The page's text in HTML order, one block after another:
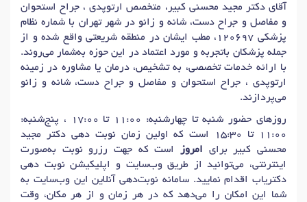
آقای دکتر مجید محسنی کبیر، متخصص ارتوپدی ، جراح استحوان
و مفاصل و جراح دست، شانه و زانو در شهر تهران با شماره نظام
پزشکی 120697، مطب ایشان در منطقه شریعتی واقع شده و از
جمله پزشکان باتجربه و مورد اعتماد در این حوزه به‌شمار می‌روند.
با ارائه خدمات تخصصی، به تشخیص، درمان یا مشاوره در زمینه
ارتوپدی ، جراح استحوان و مفاصل و جراح دست، شانه و زانو
می‌پردازند.
روزهای حضور شنبه تا چهارشنبه: 11:00 تا 17:00 ، پنج‌شنبه:
11:00 تا 15:30 است که اولین زمان نوبت دهی دکتر مجید
محسنی کبیر برای امروز
است که جهت رزرو نوبت به‌صورت
اینترنتی، می‌توانید از طریق وب‌سایت و اپلیکیشن نوبت دهی
دکتریاب اقدام نمایید. سامانه نوبت‌دهی آنلاین این وب‌سایت به
شما این امکان را می‌دهد که در هر زمان و از هر مکان، وقت